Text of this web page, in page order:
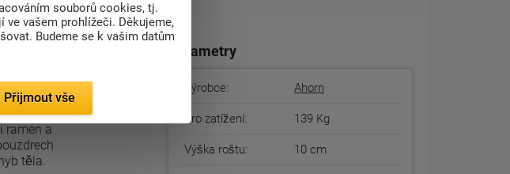
s
pod
ramen a
těla.
Parametry
Výrobce: Ahorn
Pro zatížení: 139 Kg
Výška roštu: 10 cm
souborů cookies, tj.
ve vašem prohlížeči. Děkujeme,
Budeme se k vašim datům
Přijmout vše